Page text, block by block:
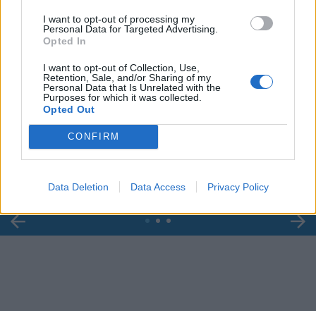
I want to opt-out of processing my
Personal Data for Targeted Advertising.
Opted In
I want to opt-out of Collection, Use,
Retention, Sale, and/or Sharing of my
Personal Data that Is Unrelated with the
Purposes for which it was collected.
Opted Out
CONFIRM
Data Deletion Data Access Privacy Policy
00:00
Leonardo Maria Del Vecchio dall'ex compagna
in ospedale. Le dichiarazioni ai giornalisti